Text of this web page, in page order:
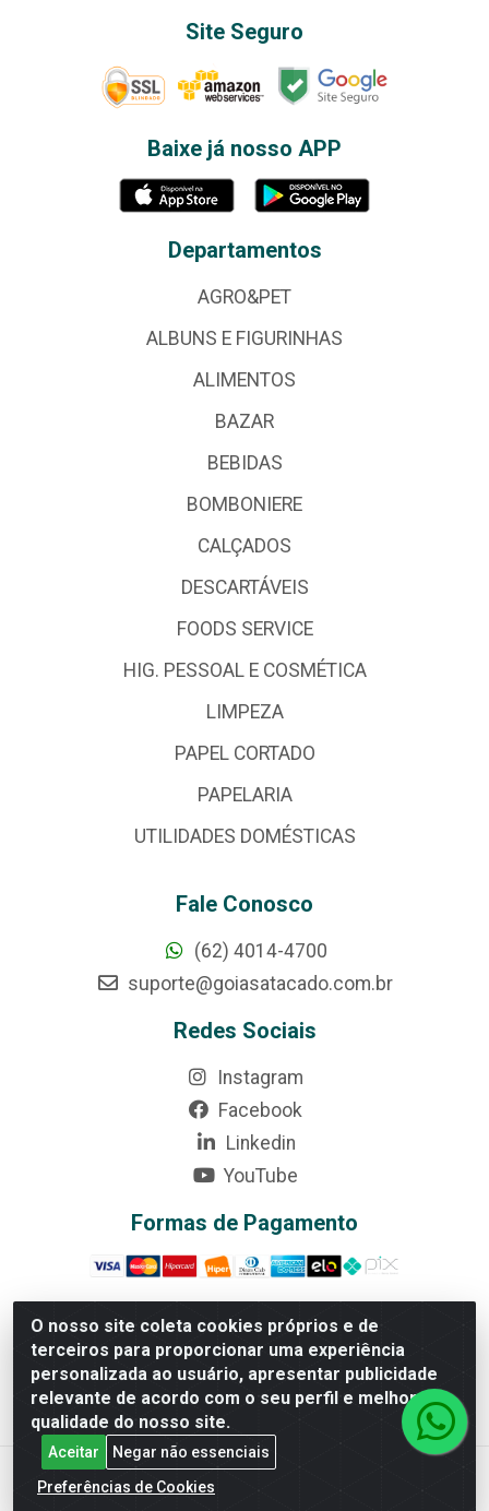
O nosso site coleta cookies próprios e de
terceiros para proporcionar uma experiência
personalizada ao usuário, apresentar publicidade
relevante de acordo com o seu perfil e melhorar a
qualidade do nosso site.
Aceitar
Negar não essenciais
Preferências de Cookies
Site Seguro
Baixe já nosso APP
Departamentos
AGRO&PET
ALBUNS E FIGURINHAS
ALIMENTOS
BAZAR
BEBIDAS
BOMBONIERE
CALÇADOS
DESCARTÁVEIS
FOODS SERVICE
HIG. PESSOAL E COSMÉTICA
LIMPEZA
PAPEL CORTADO
PAPELARIA
UTILIDADES DOMÉSTICAS
Fale Conosco
(62) 4014-4700
suporte@goiasatacado.com.br
Redes Sociais
Instagram
Facebook
Linkedin
YouTube
Formas de Pagamento
Rede Brasil - Avenida Universitária, nº 3860, Jardim das
Américas II Etapa - Anápolis/GO - CEP 75070-415 -
CNPJ 07.728.073/0002-24